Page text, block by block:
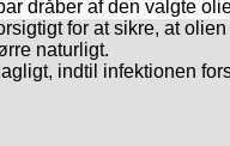
dråber af den valgte
for at sikre, at
naturligt.
indtil infektionen